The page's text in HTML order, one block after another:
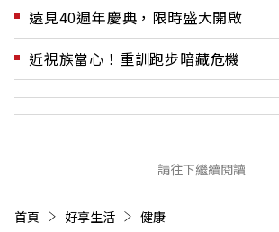
遠見40週年慶典，限時盛大開啟
近視族當心！重訓跑步暗藏危機
請往下繼續閱讀
首頁 好享生活 健康